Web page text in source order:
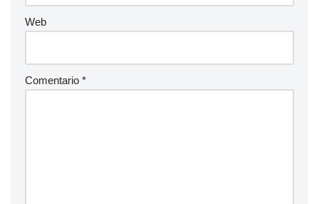
Web
Comentario *